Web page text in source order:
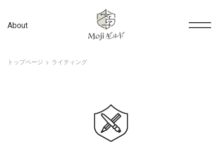
About
トップページ ライティング